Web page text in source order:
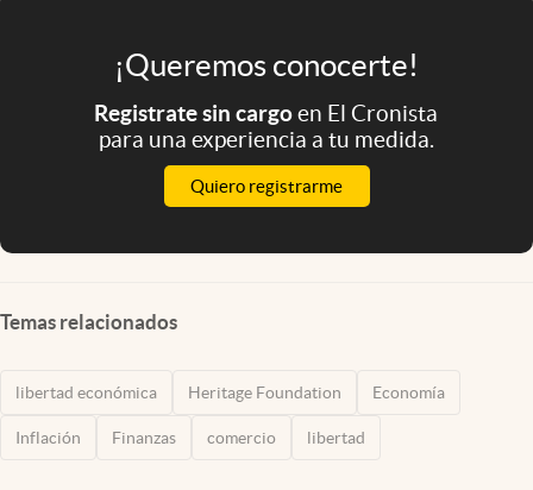
¡Queremos conocerte!
Registrate sin cargoen El Cronista
para una experiencia a tu medida.
Quiero registrarme
Temas relacionados
libertad económica Heritage Foundation Economía
Inflación Finanzas comercio libertad